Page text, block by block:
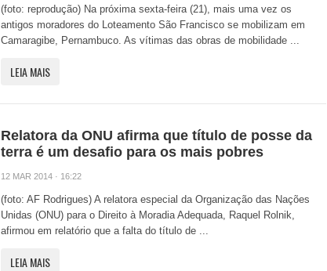
(foto: reprodução) Na próxima sexta-feira (21), mais uma vez os
antigos moradores do Loteamento São Francisco se mobilizam em
Camaragibe, Pernambuco. As vítimas das obras de mobilidade ...
LEIA MAIS
Relatora da ONU afirma que título de posse da
terra é um desafio para os mais pobres
12 MAR 2014 · 16:22
(foto: AF Rodrigues) A relatora especial da Organização das Nações
Unidas (ONU) para o Direito à Moradia Adequada, Raquel Rolnik,
afirmou em relatório que a falta do título de ...
LEIA MAIS